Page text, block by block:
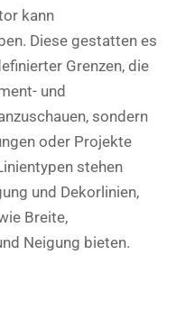
kann
Diese gestatten es
Grenzen, die
und
sondern
oder Projekte
stehen
und Dekorlinien,
Breite,
Neigung bieten.